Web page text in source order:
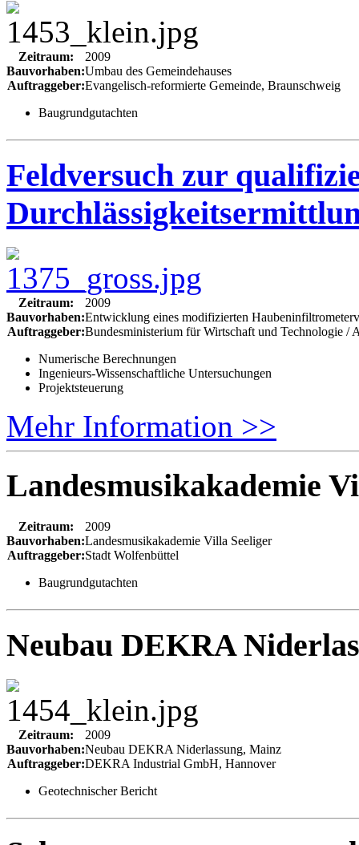
Zeitraum:
2009
Bauvorhaben:Umbau des Gemeindehauses
Auftraggeber:Evangelisch-reformierte Gemeinde, Braunschweig
Baugrundgutachten
Feldversuch zur
Zeitraum:
2009
Bauvorhaben:Entwicklung eines modifizierten
Auftraggeber:Bundesministerium für Wirtschaft und Technologie /
Numerische Berechnungen
Ingenieurs-Wissenschaftliche Untersuchungen
Projektsteuerung
Mehr Information >>
Landesmusikakademie
Zeitraum:
2009
Bauvorhaben:Landesmusikakademie Villa Seeliger
Auftraggeber:Stadt Wolfenbüttel
Baugrundgutachten
Neubau DEKRA
Zeitraum:
2009
Bauvorhaben:Neubau DEKRA Niderlassung, Mainz
Auftraggeber:DEKRA Industrial GmbH, Hannover
Geotechnischer Bericht